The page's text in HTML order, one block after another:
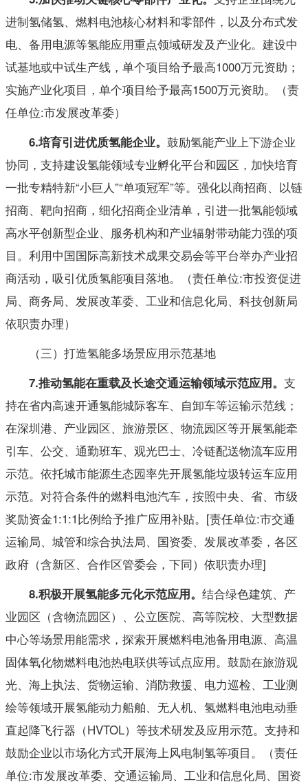
进制氢储氢、燃料电池核心材料和零部件，以及分布式发
电、备用电源等氢能应用重点领域研发及产业化。建设中
试基地或中试生产线，单个项目给予最高1000万元资助；
实施产业化项目，单个项目给予最高1500万元资助。（责
任单位:市发展改革委）
6.培育引进优质氢能企业。 鼓励氢能产业上下游企业
协同，支持建设氢能领域专业孵化平台和园区，加快培育
一批专精特新“小巨人”“单项冠军”等。强化以商招商、以链
招商、靶向招商，细化招商企业清单，引进一批氢能领域
高水平创新型企业、服务机构和产业辐射带动能力强的项
目。利用中国国际高新技术成果交易会等平台举办产业招
商活动，吸引优质氢能项目落地。（责任单位:市投资促进
局、商务局、发展改革委、工业和信息化局、科技创新局
依职责办理）
（三）打造氢能多场景应用示范基地
7.推动氢能在重载及长途交通运输领域示范应用。 支
持在省内高速开通氢能城际客车、自卸车等运输示范线；
在深圳港、产业园区、旅游景区、物流园区等开展氢能牵
引车、公交、通勤班车、观光巴士、冷链配送物流车应用
示范。依托城市能源生态园率先开展氢能垃圾转运车应用
示范。对符合条件的燃料电池汽车，按照中央、省、市级
奖励资金1:1:1比例给予推广应用补贴。[责任单位:市交通
运输局、城管和综合执法局、国资委、发展改革委，各区
政府（含新区、合作区管委会，下同）依职责办理]
8.积极开展氢能多元化示范应用。 结合绿色建筑、产
业园区（含物流园区）、公立医院、高等院校、大型数据
中心等场景用能需求，探索开展燃料电池备用电源、高温
固体氧化物燃料电池热电联供等试点应用。鼓励在旅游观
光、海上执法、货物运输、消防救援、电力巡检、工业测
绘等领域开展氢能动力船舶、无人机、氢燃料电池电动垂
直起降飞行器（HVTOL）等技术研发及应用示范。支持和
鼓励企业以市场化方式开展海上风电制氢等项目。（责任
单位:市发展改革委、交通运输局、工业和信息化局、国资